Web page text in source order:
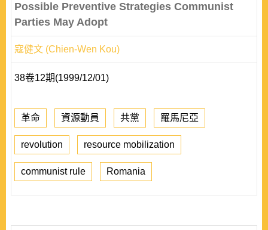
Possible Preventive Strategies Communist
Parties May Adopt
寇健文 (Chien-Wen Kou)
38卷12期(1999/12/01)
革命 資源動員 共黨 羅馬尼亞
revolution resource mobilization
communist rule Romania